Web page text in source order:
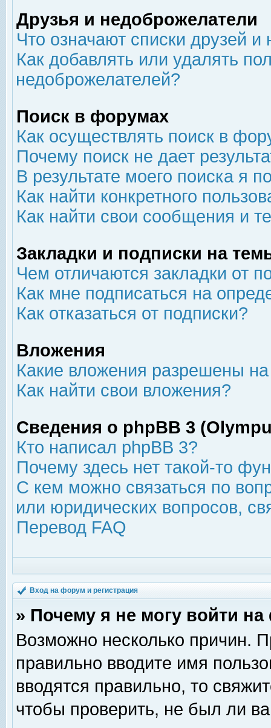
Друзья и недоброжелатели
Что означают списки друзей
Как добавлять или удалять
недоброжелателей?
Поиск в форумах
Как осуществлять поиск в
Почему поиск не дает
В результате моего поиска я
Как найти конкретного
Как найти свои сообщения и
Закладки и подписки на
Чем отличаются закладки от
Как мне подписаться на
Как отказаться от подписки?
Вложения
Какие вложения разрешены
Как найти свои вложения?
Сведения о phpBB 3
Кто написал phpBB 3?
Почему здесь нет такой-то
С кем можно связаться по
или юридических вопросов,
Перевод FAQ
Вход на форум и регистрация
» Почему я не могу войти
Возможно несколько причин.
правильно вводите имя
вводятся правильно, то
чтобы проверить, не был ли